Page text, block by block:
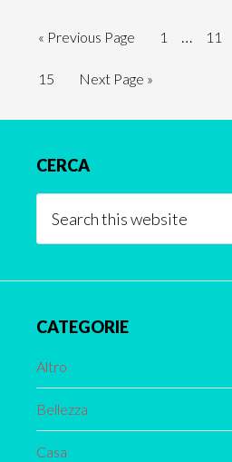
« Go
Previous Page Page
1
Interim
… Page
11
Page
15
Go
Next Page »
Sidebar
CERCA
this
CATEGORIE
Altro
Bellezza
Casa